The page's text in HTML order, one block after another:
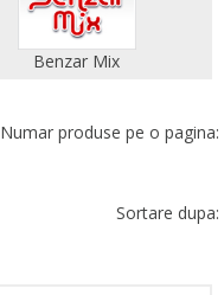
Benzar Mix
Numar produse pe o pagina:
Sortare dupa: